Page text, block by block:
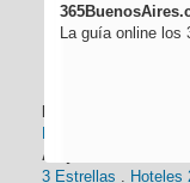
La guía online los
Información general:
Distancias
Alojamiento:
3 Estrellas
Hoteles